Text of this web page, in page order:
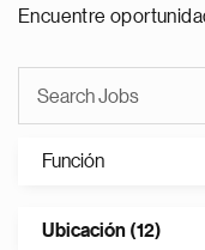
Encuentre
Función
Ubicación (12)